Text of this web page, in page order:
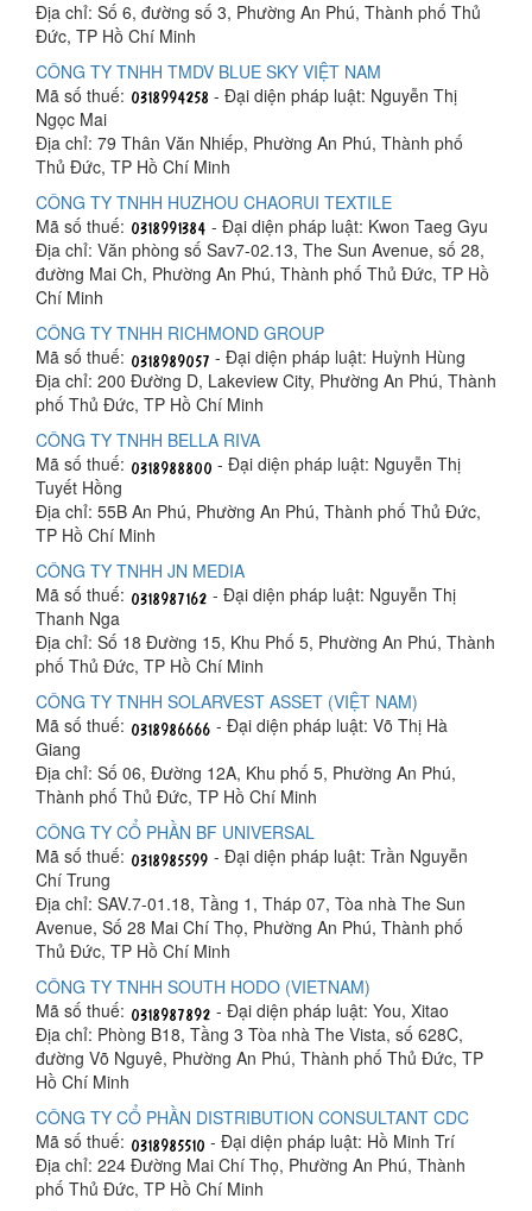
Địa chỉ: Số 6, đường số 3, Phường An Phú, Thành phố Thủ
Đức, TP Hồ Chí Minh
CÔNG TY TNHH TMDV BLUE SKY VIỆT NAM
Mã số thuế:
- Đại diện pháp luật: Nguyễn Thị
Ngọc Mai
Địa chỉ: 79 Thân Văn Nhiếp, Phường An Phú, Thành phố
Thủ Đức, TP Hồ Chí Minh
CÔNG TY TNHH HUZHOU CHAORUI TEXTILE
Mã số thuế:
- Đại diện pháp luật: Kwon Taeg Gyu
Địa chỉ: Văn phòng số Sav7-02.13, The Sun Avenue, số 28,
đường Mai Ch, Phường An Phú, Thành phố Thủ Đức, TP Hồ
Chí Minh
CÔNG TY TNHH RICHMOND GROUP
Mã số thuế:
- Đại diện pháp luật: Huỳnh Hùng
Địa chỉ: 200 Đường D, Lakeview City, Phường An Phú, Thành
phố Thủ Đức, TP Hồ Chí Minh
CÔNG TY TNHH BELLA RIVA
Mã số thuế:
- Đại diện pháp luật: Nguyễn Thị
Tuyết Hồng
Địa chỉ: 55B An Phú, Phường An Phú, Thành phố Thủ Đức,
TP Hồ Chí Minh
CÔNG TY TNHH JN MEDIA
Mã số thuế:
- Đại diện pháp luật: Nguyễn Thị
Thanh Nga
Địa chỉ: Số 18 Đường 15, Khu Phố 5, Phường An Phú, Thành
phố Thủ Đức, TP Hồ Chí Minh
CÔNG TY TNHH SOLARVEST ASSET (VIỆT NAM)
Mã số thuế:
- Đại diện pháp luật: Võ Thị Hà
Giang
Địa chỉ: Số 06, Đường 12A, Khu phố 5, Phường An Phú,
Thành phố Thủ Đức, TP Hồ Chí Minh
CÔNG TY CỔ PHẦN BF UNIVERSAL
Mã số thuế:
- Đại diện pháp luật: Trần Nguyễn
Chí Trung
Địa chỉ: SAV.7-01.18, Tầng 1, Tháp 07, Tòa nhà The Sun
Avenue, Số 28 Mai Chí Thọ, Phường An Phú, Thành phố
Thủ Đức, TP Hồ Chí Minh
CÔNG TY TNHH SOUTH HODO (VIETNAM)
Mã số thuế:
- Đại diện pháp luật: You, Xitao
Địa chỉ: Phòng B18, Tầng 3 Tòa nhà The Vista, số 628C,
đường Võ Nguyê, Phường An Phú, Thành phố Thủ Đức, TP
Hồ Chí Minh
CÔNG TY CỔ PHẦN DISTRIBUTION CONSULTANT CDC
Mã số thuế:
- Đại diện pháp luật: Hồ Minh Trí
Địa chỉ: 224 Đường Mai Chí Thọ, Phường An Phú, Thành
phố Thủ Đức, TP Hồ Chí Minh